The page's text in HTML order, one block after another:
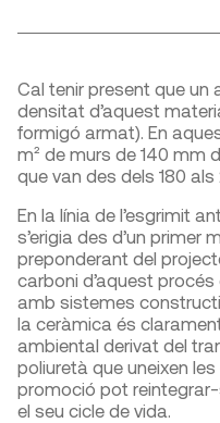
Cal tenir present que un
densitat d’aquest
formigó armat). En
m² de murs de 140 mm
que van des dels 180
En la línia de l’esgrimit
s’erigia des d’un
preponderant del
carboni d’aquest
amb sistemes
la ceràmica és
ambiental derivat del
poliuretà que uneixen
promoció pot
el seu cicle de vida.